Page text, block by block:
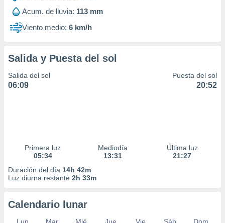
Acum. de lluvia: 113 mm
Viento medio: 6 km/h
Salida y Puesta del sol
Salida del sol
06:09
Puesta del sol
20:52
Primera luz
05:34
Mediodía
13:31
Última luz
21:27
Duración del día 14h 42m
Luz diurna restante 2h 33m
Calendario lunar